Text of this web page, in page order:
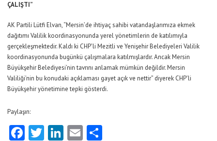
ÇALIŞTI”
AK Partili Lütfi Elvan, “Mersin’de ihtiyaç sahibi vatandaşlarımıza ekmek
dağıtımı Valilik koordinasyonunda yerel yönetimlerin de katılımıyla
gerçekleşmektedir. Kaldı ki CHP’li Mezitli ve Yenişehir Belediyeleri Valilik
koordinasyonunda bugünkü çalışmalara katılmışlardır. Ancak Mersin
Büyükşehir Belediyesi’nin tavrını anlamak mümkün değildir. Mersin
Valiliği’nin bu konudaki açıklaması gayet açık ve nettir” diyerek CHP’li
Büyükşehir yönetimine tepki gösterdi.
Paylaşın:
Facebook
Twitter
LinkedIn
Email